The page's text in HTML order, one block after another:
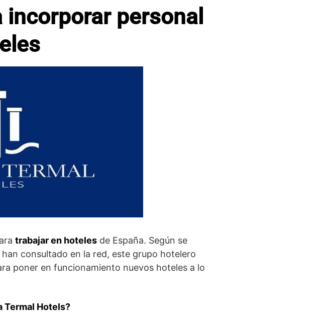
personal
trabajar en hoteles de España. Según se
consultado en la red, este grupo hotelero
poner en funcionamiento nuevos hoteles a lo
Termal Hotels?